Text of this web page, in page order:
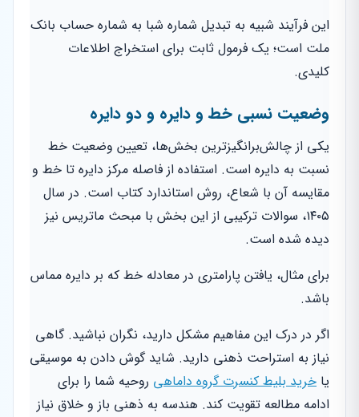
این فرآیند شبیه به تبدیل شماره شبا به شماره حساب بانک
ملت است؛ یک فرمول ثابت برای استخراج اطلاعات
کلیدی.
وضعیت نسبی خط و دایره و دو دایره
یکی از چالش‌برانگیزترین بخش‌ها، تعیین وضعیت خط
نسبت به دایره است. استفاده از فاصله مرکز دایره تا خط و
مقایسه آن با شعاع، روش استاندارد کتاب است. در سال
۱۴۰۵، سوالات ترکیبی از این بخش با مبحث ماتریس نیز
دیده شده است.
برای مثال، یافتن پارامتری در معادله خط که بر دایره مماس
باشد.
اگر در درک این مفاهیم مشکل دارید، نگران نباشید. گاهی
نیاز به استراحت ذهنی دارید. شاید گوش دادن به موسیقی
یا خرید بلیط کنسرت گروه داماهی روحیه شما را برای
ادامه مطالعه تقویت کند. هندسه به ذهنی باز و خلاق نیاز